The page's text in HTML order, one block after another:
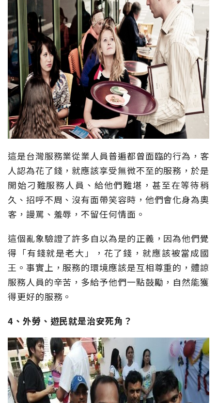
這是台灣服務業從業人員普遍都曾面臨的行為，客
人認為花了錢，就應該享受無微不至的服務，於是
開始刁難服務人員、給他們難堪，甚至在等待稍
久、招呼不周、沒有面帶笑容時，他們會化身為奧
客，謾罵、羞辱，不留任何情面。
這個亂象驗證了許多自以為是的正義，因為他們覺
得「有錢就是老大」，花了錢，就應該被當成國
王。事實上，服務的環境應該是互相尊重的，體諒
服務人員的辛苦，多給予他們一點鼓勵，自然能獲
得更好的服務。
4、外勞、遊民就是治安死角？